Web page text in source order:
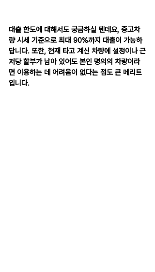
대출 한도에 대해서도 궁금하실 텐데요, 중고차
량 시세 기준으로 최대 90%까지 대출이 가능하
답니다. 또한, 현재 타고 계신 차량에 설정이나 근
저당 할부가 남아 있어도 본인 명의의 차량이라
면 이용하는 데 어려움이 없다는 점도 큰 메리트
입니다.